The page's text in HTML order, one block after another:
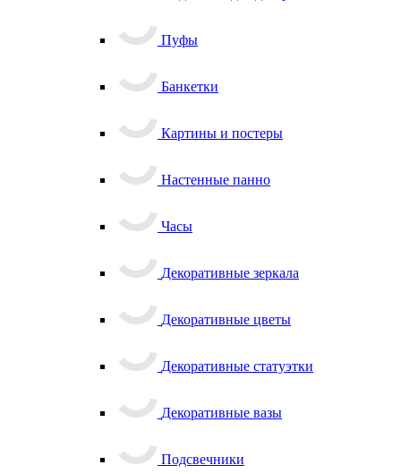
Пуфы
Банкетки
Картины и постеры
Настенные панно
Часы
Декоративные зеркала
Декоративные цветы
Декоративные статуэтки
Декоративные вазы
Подсвечники